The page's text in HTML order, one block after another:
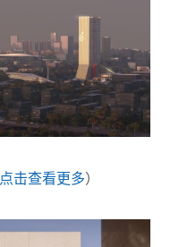
点击查看更多）